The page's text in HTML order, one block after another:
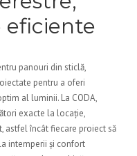
eficiente
panouri din sticlă,
pentru a oferi
al luminii. La CODA,
exacte la locație,
astfel încât fiecare proiect să
intemperii și confort